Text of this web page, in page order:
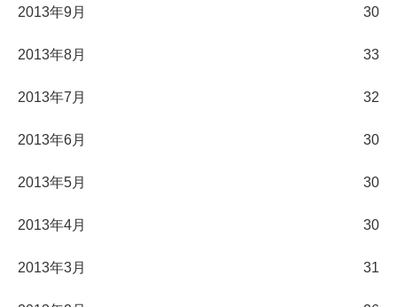
2013年9月 30
2013年8月 33
2013年7月 32
2013年6月 30
2013年5月 30
2013年4月 30
2013年3月 31